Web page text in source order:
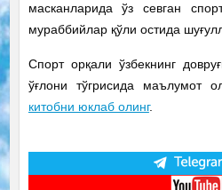
масканларида ўз севган
мураббийлар қўли остида
Спорт орқали ўзбекнинг
ўғлони тўгрисида маълумот
китобни юклаб олинг.